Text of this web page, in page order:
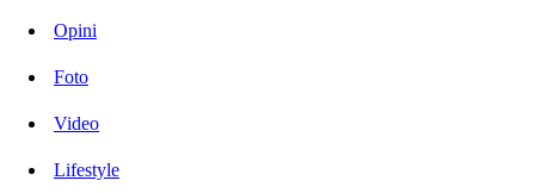
Opini
Foto
Video
Lifestyle